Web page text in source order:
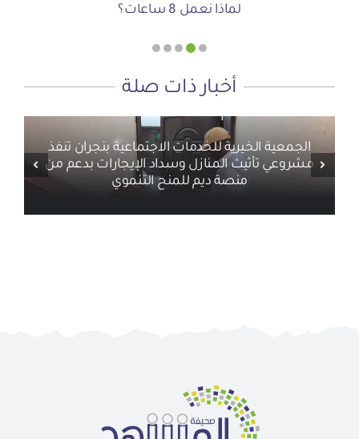
أجتاحني الخريف .. و أعادني الربيع
لماذا نعمل 8 ساعات؟
المنطقة الآمنة
الحوار الصامت بين الروح والأرض
دعوة للاحتفال بمنجزات الرؤية
أخبار ذات صلة
الجمعية الخيرية للخدمات الاجتماعية بنجران تنفذ
مشروعي تأثيث المنازل وسداد الإيجارات بدعم من
منصة ديم للمنح التنموي